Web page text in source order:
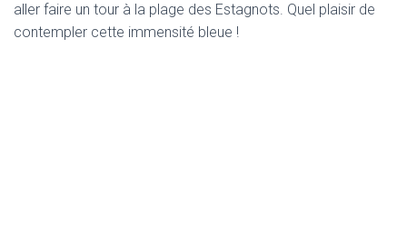
aller faire un tour à la plage des Estagnots. Quel plaisir de
contempler cette immensité bleue !